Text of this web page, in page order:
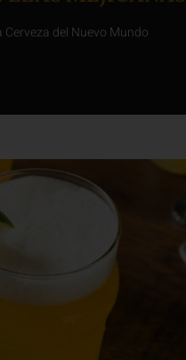
Cerveza del Nuevo Mundo